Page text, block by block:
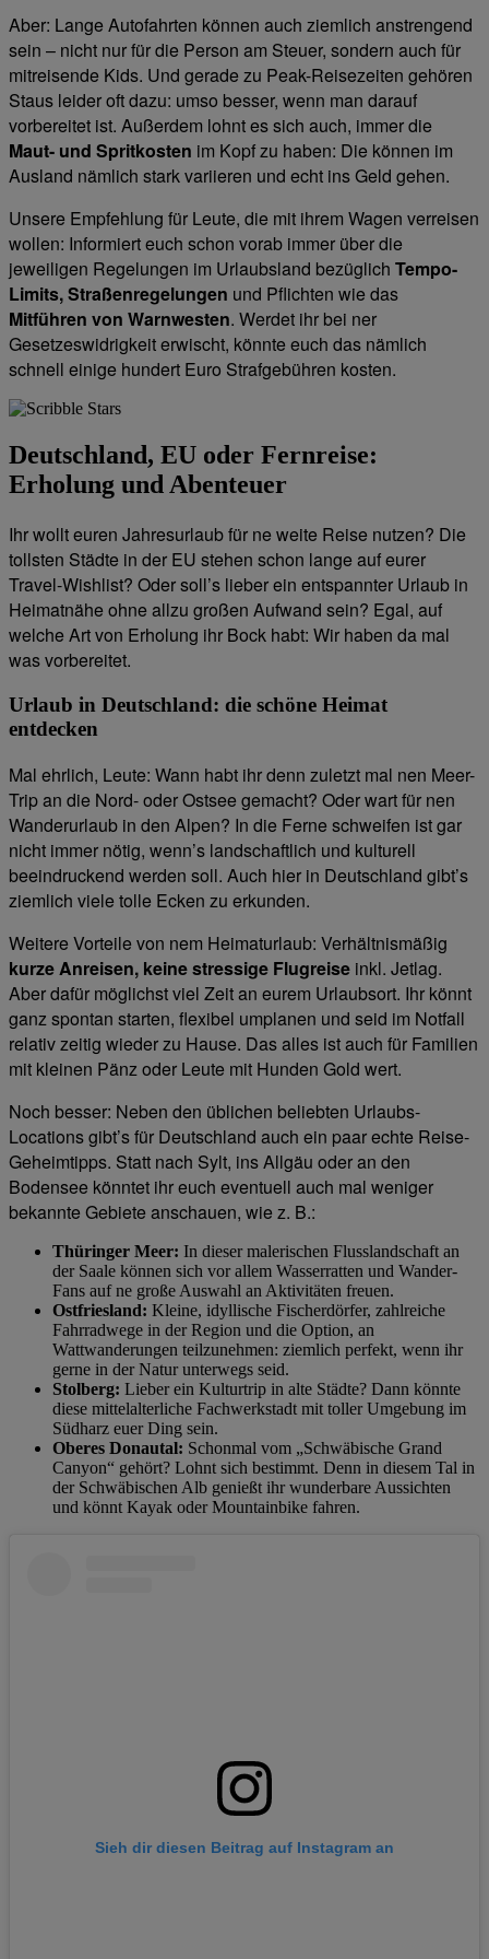
Aber: Lange Autofahrten können auch ziemlich anstrengend
sein – nicht nur für die Person am Steuer, sondern auch für
mitreisende Kids. Und gerade zu Peak-Reisezeiten gehören
Staus leider oft dazu: umso besser, wenn man darauf
vorbereitet ist. Außerdem lohnt es sich auch, immer die
Maut- und Spritkosten im Kopf zu haben: Die können im
Ausland nämlich stark variieren und echt ins Geld gehen.
Unsere Empfehlung für Leute, die mit ihrem Wagen verreisen
wollen: Informiert euch schon vorab immer über die
jeweiligen Regelungen im Urlaubsland bezüglich Tempo-
Limits, Straßenregelungen und Pflichten wie das
Mitführen von Warnwesten. Werdet ihr bei ner
Gesetzeswidrigkeit erwischt, könnte euch das nämlich
schnell einige hundert Euro Strafgebühren kosten.
Deutschland, EU oder Fernreise:
Erholung und Abenteuer
Ihr wollt euren Jahresurlaub für ne weite Reise nutzen? Die
tollsten Städte in der EU stehen schon lange auf eurer
Travel-Wishlist? Oder soll’s lieber ein entspannter Urlaub in
Heimatnähe ohne allzu großen Aufwand sein? Egal, auf
welche Art von Erholung ihr Bock habt: Wir haben da mal
was vorbereitet.
Urlaub in Deutschland: die schöne Heimat
entdecken
Mal ehrlich, Leute: Wann habt ihr denn zuletzt mal nen Meer-
Trip an die Nord- oder Ostsee gemacht? Oder wart für nen
Wanderurlaub in den Alpen? In die Ferne schweifen ist gar
nicht immer nötig, wenn’s landschaftlich und kulturell
beeindruckend werden soll. Auch hier in Deutschland gibt’s
ziemlich viele tolle Ecken zu erkunden.
Weitere Vorteile von nem Heimaturlaub: Verhältnismäßig
kurze Anreisen, keine stressige Flugreise inkl. Jetlag.
Aber dafür möglichst viel Zeit an eurem Urlaubsort. Ihr könnt
ganz spontan starten, flexibel umplanen und seid im Notfall
relativ zeitig wieder zu Hause. Das alles ist auch für Familien
mit kleinen Pänz oder Leute mit Hunden Gold wert.
Noch besser: Neben den üblichen beliebten Urlaubs-
Locations gibt’s für Deutschland auch ein paar echte Reise-
Geheimtipps. Statt nach Sylt, ins Allgäu oder an den
Bodensee könntet ihr euch eventuell auch mal weniger
bekannte Gebiete anschauen, wie z. B.:
Thüringer Meer: In dieser malerischen Flusslandschaft an
der Saale können sich vor allem Wasserratten und Wander-
Fans auf ne große Auswahl an Aktivitäten freuen.
Ostfriesland: Kleine, idyllische Fischerdörfer, zahlreiche
Fahrradwege in der Region und die Option, an
Wattwanderungen teilzunehmen: ziemlich perfekt, wenn ihr
gerne in der Natur unterwegs seid.
Stolberg: Lieber ein Kulturtrip in alte Städte? Dann könnte
diese mittelalterliche Fachwerkstadt mit toller Umgebung im
Südharz euer Ding sein.
Oberes Donautal: Schonmal vom „Schwäbische Grand
Canyon“ gehört? Lohnt sich bestimmt. Denn in diesem Tal in
der Schwäbischen Alb genießt ihr wunderbare Aussichten
und könnt Kayak oder Mountainbike fahren.
Sieh dir diesen Beitrag auf Instagram an